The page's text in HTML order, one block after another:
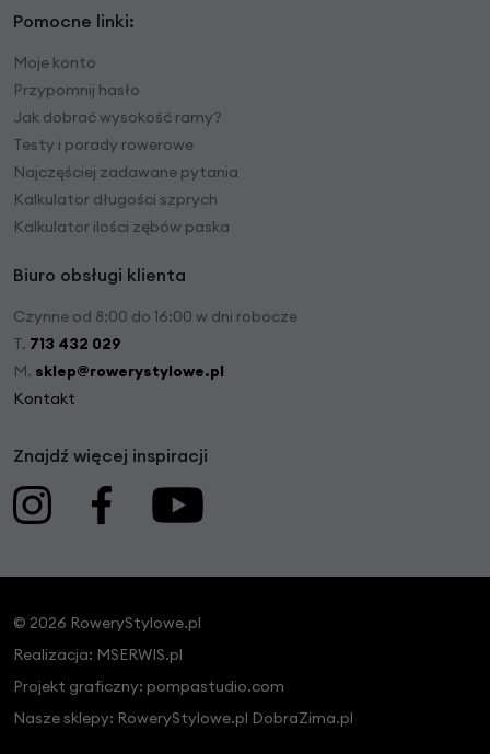
Pomocne linki:
Moje konto
Przypomnij hasło
Jak dobrać wysokość ramy?
Testy i porady rowerowe
Najczęściej zadawane pytania
Kalkulator długości szprych
Kalkulator ilości zębów paska
Biuro obsługi klienta
Czynne od 8:00 do 16:00 w dni robocze
T. 713 432 029
M. sklep@rowerystylowe.pl
Kontakt
Znajdź więcej inspiracji
© 2026 RoweryStylowe.pl
Realizacja: MSERWIS.pl
Projekt graficzny: pompastudio.com
Nasze sklepy: RoweryStylowe.pl DobraZima.pl